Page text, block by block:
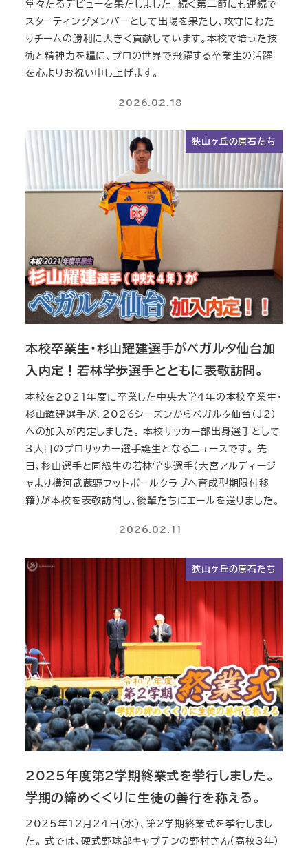
堂々たるデビューを果たしました。続く第二節にも連続で
スターティングメンバーとして出場を果たし、攻守にわた
りチームの勝利に大きく貢献しています。本校で培った技
術と精神力を糧に、プロの世界で飛躍する卒業生の活躍
を心よりお祝い申し上げます。
2026.02.18
狭山ヶ丘の原石たち
本校卒業生・杉山耀建選手がベガルタ仙台加
入内定！若林学歩選手とともに表敬訪問。
本校を2021年度に卒業した中央大学4年の本校卒業生・
杉山耀建選手が、2026シーズンからベガルタ仙台（J2）
への加入が内定しました。 本校サッカー部出身選手として
3人目のプロサッカー選手誕生となるニュースです。 先
日、杉山選手と同級生の若林学歩選手（大宮アルディージ
ャより横河武蔵野フットボールクラブへ育成型期限付移
籍）が本校を表敬訪問し、後輩たちにエールを送りました。
2026.02.11
狭山ヶ丘の原石たち
2025年度第2学期終業式を挙行しました。
学期の締めくくりに生徒の善行を称える。
2025年12月24日（水）、第2学期終業式を挙行しまし
た。 式では、硬式野球部キャプテンの野村さん（高校3年）